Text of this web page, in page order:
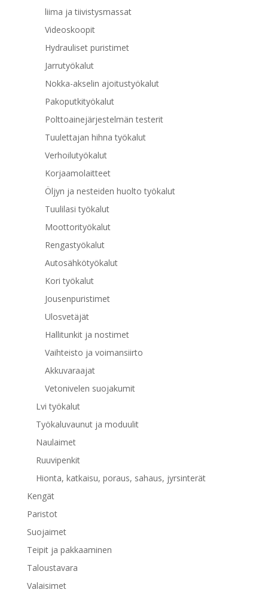
liima ja tiivistysmassat
Videoskoopit
Hydrauliset puristimet
Jarrutyökalut
Nokka-akselin ajoitustyökalut
Pakoputkityökalut
Polttoainejärjestelmän testerit
Tuulettajan hihna työkalut
Verhoilutyökalut
Korjaamolaitteet
Öljyn ja nesteiden huolto työkalut
Tuulilasi työkalut
Moottorityökalut
Rengastyökalut
Autosähkötyökalut
Kori työkalut
Jousenpuristimet
Ulosvetäjät
Hallitunkit ja nostimet
Vaihteisto ja voimansiirto
Akkuvaraajat
Vetonivelen suojakumit
Lvi työkalut
Työkaluvaunut ja moduulit
Naulaimet
Ruuvipenkit
Hionta, katkaisu, poraus, sahaus, jyrsinterät
Kengät
Paristot
Suojaimet
Teipit ja pakkaaminen
Taloustavara
Valaisimet